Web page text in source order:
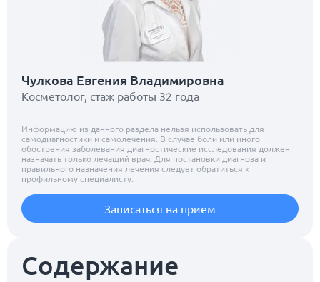
Содержание
Чулкова Евгения Владимировна
Косметолог, стаж работы 32 года
Информацию из данного раздела нельзя использовать для
самодиагностики и самолечения. В случае боли или иного
обострения заболевания диагностические исследования должен
назначать только лечащий врач. Для постановки диагноза и
правильного назначения лечения следует обратиться к
профильному специалисту.
Записаться на прием